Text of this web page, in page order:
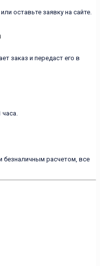
оставьте заявку на сайте.
заказ и передаст его в
часа.
безналичным расчетом, все